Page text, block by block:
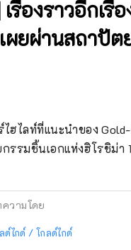
รื่องราวอีกเรื่
ผยผ่านสถาปั
ไฮไลท์ที่แนะนำของ
รรมชิ้นเอกแห่งฮิโรชิม่า
วามโดย
ด์ไกด์ / โกลด์ไกด์